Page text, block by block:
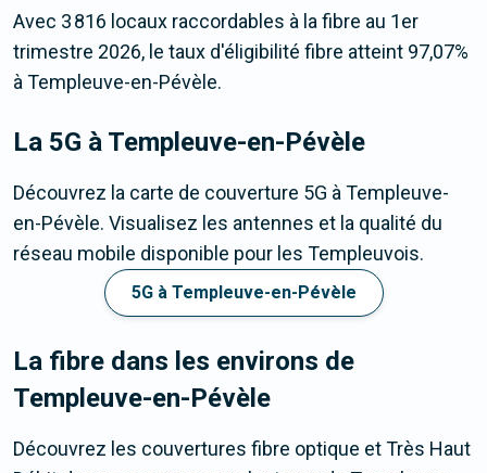
Avec 3 816 locaux raccordables à la fibre au 1er
trimestre 2026, le taux d'éligibilité fibre atteint 97,07%
à Templeuve-en-Pévèle.
La 5G à Templeuve-en-Pévèle
Découvrez la carte de couverture 5G à Templeuve-
en-Pévèle. Visualisez les antennes et la qualité du
réseau mobile disponible pour les Templeuvois.
5G à Templeuve-en-Pévèle
La fibre dans les environs de
Templeuve-en-Pévèle
Découvrez les couvertures fibre optique et Très Haut